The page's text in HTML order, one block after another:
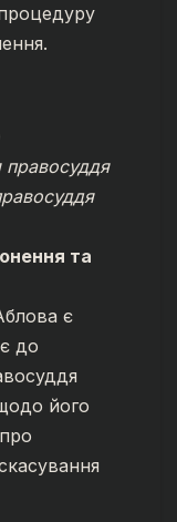
правосуддя
та
є
до
його